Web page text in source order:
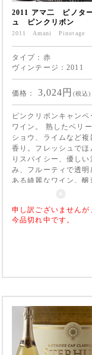
2011 アマ二 ピノタ
ュ ピンクリボン
2011 Amani Pinotage
タイプ：赤
ヴィンテージ：2011
価格： 3,024 円 (税込)
ピンクリボンキャンペ
ワイン。 熟したベリ
ショウ、ライムなど複
香り。フレッシュでほ
りスパイシー、優しい
み、フルーティで透明
ある綺麗なワイン。醸
た」と、言うほど綺麗
上がっている。これま
申し訳ございませんが
今品切れ中です。